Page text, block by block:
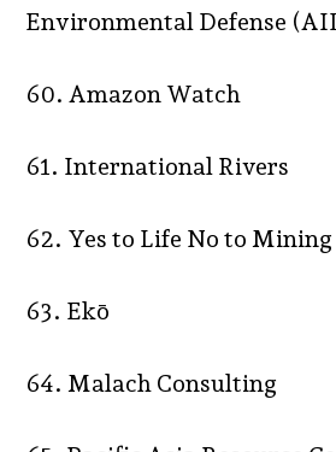
Environmental Defense
60. Amazon Watch
61. International Rivers
62. Yes to Life No to Mining
63. Ekō
64. Malach Consulting